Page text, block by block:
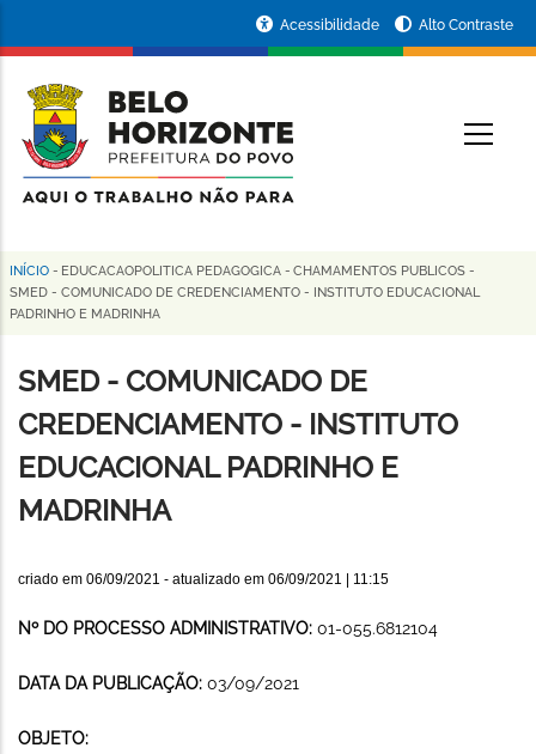
conteúdo
principal
da
Prefeitura
de
Horizonte
Acessibilidade Alto Contraste
Trilha
de
navegação
INÍCIO - EDUCACAOPOLITICA PEDAGOGICA - CHAMAMENTOS PUBLICOS -
SMED - COMUNICADO DE CREDENCIAMENTO - INSTITUTO EDUCACIONAL
PADRINHO E MADRINHA
SMED - COMUNICADO DE
CREDENCIAMENTO - INSTITUTO
EDUCACIONAL PADRINHO E
MADRINHA
criado em 06/09/2021 - atualizado em 06/09/2021 | 11:15
Nº DO PROCESSO ADMINISTRATIVO: 01-055.6812104
DATA DA PUBLICAÇÃO: 03/09/2021
OBJETO: